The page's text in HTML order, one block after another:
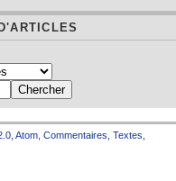
Atom Commentaires Textes